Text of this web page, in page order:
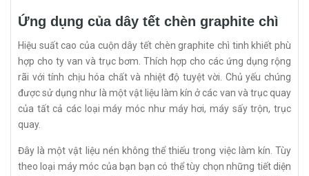
Ứng dụng của dây tết chèn graphite chì
Hiệu suất cao của cuộn dây tết chèn graphite chì tinh khiết phù
hợp cho ty van và trục bơm. Thích hợp cho các ứng dụng rộng
rãi với tính chịu hóa chất và nhiệt độ tuyệt vời. Chủ yếu chúng
được sử dụng như là một vật liệu làm kín ở các van và trục quay
của tất cả các loại máy móc như máy hơi, máy sấy trộn, trục
quay.
Đây là một vật liệu nén không thể thiếu trong việc làm kín. Tùy
theo loại máy móc của bạn bạn có thể tùy chọn những tiết diện